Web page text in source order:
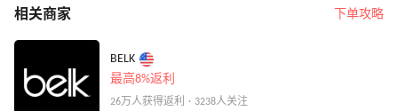
相关商家 下单攻略
BELK
最高8%返利
26万人获得返利 · 3238人关注